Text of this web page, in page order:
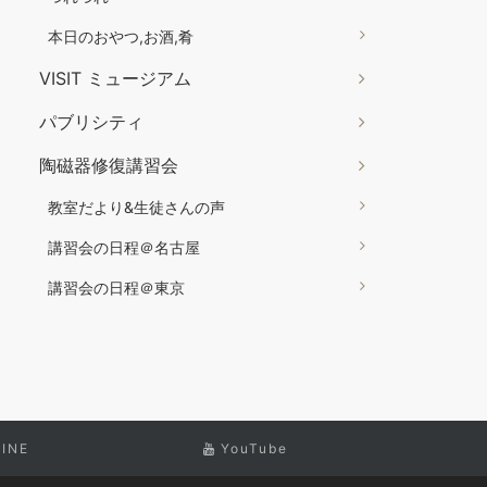
本日のおやつ,お酒,肴
VISIT ミュージアム
パブリシティ
陶磁器修復講習会
教室だより&生徒さんの声
講習会の日程＠名古屋
講習会の日程＠東京
YouTube